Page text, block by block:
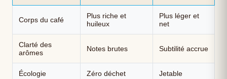
Corps du café
Plus riche et
huileux
Plus léger et
net
Clarté des
arômes
Notes brutes Subtilité accrue
Écologie Zéro déchet Jetable